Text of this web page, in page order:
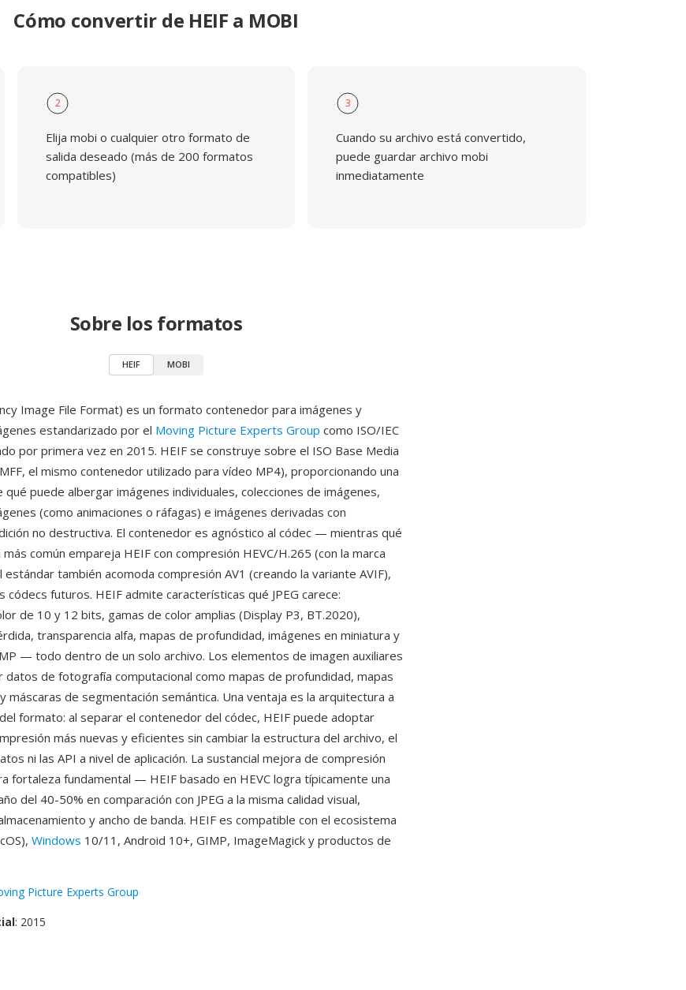
Cómo convertir de HEIF a MOBI
2
Elija mobi o cualquier otro formato de
salida deseado (más de 200 formatos
compatibles)
3
Cuando su archivo está convertido,
puede guardar archivo mobi
inmediatamente
Sobre los formatos
HEIF MOBI
Image File Format) es un formato contenedor para imágenes y
estandarizado por el Moving Picture Experts Group como ISO/IEC
por primera vez en 2015. HEIF se construye sobre el ISO Base Media
el mismo contenedor utilizado para vídeo MP4), proporcionando una
puede albergar imágenes individuales, colecciones de imágenes,
(como animaciones o ráfagas) e imágenes derivadas con
no destructiva. El contenedor es agnóstico al códec — mientras qué
común empareja HEIF con compresión HEVC/H.265 (con la marca
estándar también acomoda compresión AV1 (creando la variante AVIF),
códecs futuros. HEIF admite características qué JPEG carece:
de 10 y 12 bits, gamas de color amplias (Display P3, BT.2020),
transparencia alfa, mapas de profundidad, imágenes en miniatura y
— todo dentro de un solo archivo. Los elementos de imagen auxiliares
datos de fotografía computacional como mapas de profundidad, mapas
máscaras de segmentación semántica. Una ventaja es la arquitectura a
formato: al separar el contenedor del códec, HEIF puede adoptar
más nuevas y eficientes sin cambiar la estructura del archivo, el
ni las API a nivel de aplicación. La sustancial mejora de compresión
fortaleza fundamental — HEIF basado en HEVC logra típicamente una
del 40-50% en comparación con JPEG a la misma calidad visual,
y ancho de banda. HEIF es compatible con el ecosistema
Windows 10/11, Android 10+, GIMP, ImageMagick y productos de
Picture Experts Group
: 2015